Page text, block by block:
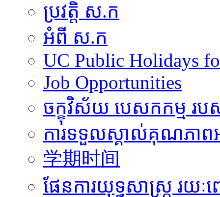
ប្រវត្តិ ស.ក
អំពី ស.ក
UC Public Holidays
Job Opportunities
ចក្ខុវិស័យ បេសកកម្ម រ
ការទទួលស្គាល់គុណភា
学期时间
ផែនការយុទ្ធសាស្រ្ត រ